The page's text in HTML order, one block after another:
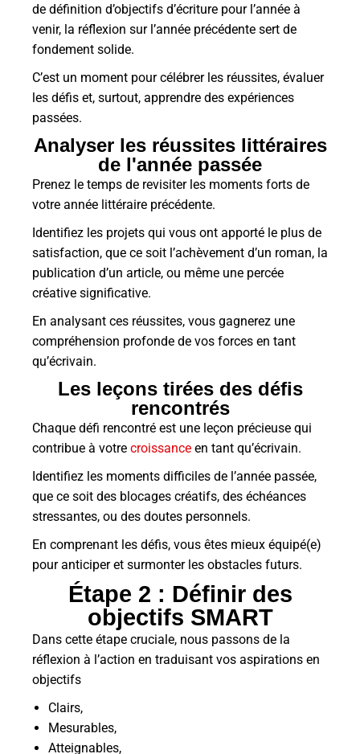
de définition d’objectifs d’écriture pour l’année à
venir, la réflexion sur l’année précédente sert de
fondement solide.
C’est un moment pour célébrer les réussites, évaluer
les défis et, surtout, apprendre des expériences
passées.
Analyser les réussites littéraires
de l'année passée
Prenez le temps de revisiter les moments forts de
votre année littéraire précédente.
Identifiez les projets qui vous ont apporté le plus de
satisfaction, que ce soit l’achèvement d’un roman, la
publication d’un article, ou même une percée
créative significative.
En analysant ces réussites, vous gagnerez une
compréhension profonde de vos forces en tant
qu’écrivain.
Les leçons tirées des défis
rencontrés
Chaque défi rencontré est une leçon précieuse qui
contribue à votre croissance en tant qu’écrivain.
Identifiez les moments difficiles de l’année passée,
que ce soit des blocages créatifs, des échéances
stressantes, ou des doutes personnels.
En comprenant les défis, vous êtes mieux équipé(e)
pour anticiper et surmonter les obstacles futurs.
Étape 2 : Définir des
objectifs SMART
Dans cette étape cruciale, nous passons de la
réflexion à l’action en traduisant vos aspirations en
objectifs
Clairs,
Mesurables,
Atteignables,